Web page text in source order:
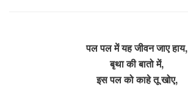
पल पल में यह जीवन जाए हाय,
बृथा की बातो में,
इस पल को काहे तू खोए,